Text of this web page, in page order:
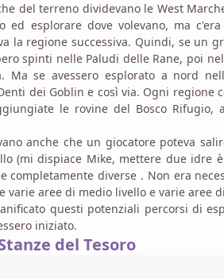
del terreno dividevano le West
esplorare dove volevano, ma
la regione successiva. Quindi, se un
spinti nelle Paludi delle Rane, poi
Ma se avessero esplorato a nord
dei Goblin e così via. Ogni
le rovine del Bosco
anche che un giocatore poteva
(mi dispiace Mike, mettere due idre
completamente diverse . Non era
varie aree di medio livello e varie aree
questi potenziali percorsi di
iniziato.
del Tesoro